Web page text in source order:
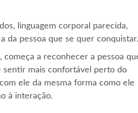
linguagem corporal parecida,
da pessoa que se quer conquistar.
a reconhecer a pessoa
sentir mais confortável perto do
ele da mesma forma como ele
à interação.